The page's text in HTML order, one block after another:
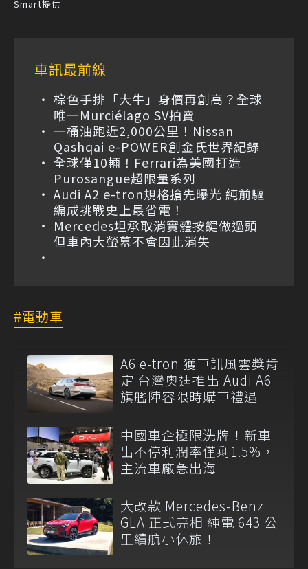
Smart提供
車訊最前線
棕色手排「大牛」身價再創高？全球
唯一Murciélago SV拍賣
一桶油跑近2,000公里！Nissan
Qashqai e-POWER創金氏世界紀錄
全球僅10輛！Ferrari為美國打造
Purosangue超限量系列
Audi A2 e-tron規格搶先曝光 純前驅
編成挑戰史上最省電！
Mercedes坦承取消實體按鍵做過頭
但車內大螢幕不會因此消失
電動車
A6 e-tron 獲車訊風雲獎肯
定 台灣奧迪推出 Audi A6
旗艦陣容限時購車禮遇
中國車企極限洗牌！新車
出不停利潤率僅剩1.5%，
主流車廠急出海
大改款 Mercedes-Benz
GLA 正式亮相 純電 643 公
里續航小休旅！